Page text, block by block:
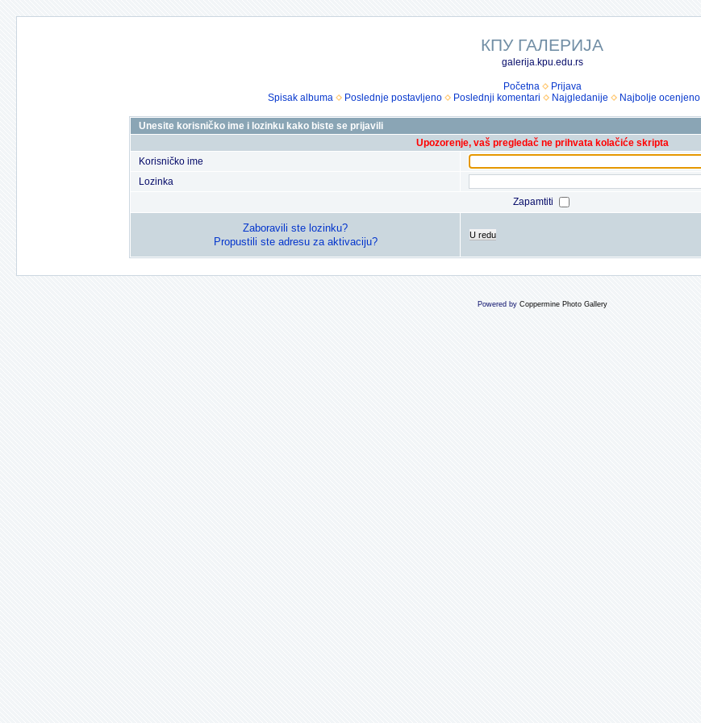
КПУ ГАЛЕРИЈА
galerija.kpu.edu.rs
Početna
Prijava
Spisak albuma
Poslednje postavljeno Poslednji komentari Najgledanije Najbolje ocenjeno
Unesite korisničko ime i lozinku kako biste se prijavili
Upozorenje, vaš pregledač ne prihvata kolačiće skripta
Korisničko ime
Lozinka
Zapamtiti
Zaboravili ste lozinku?
Propustili ste adresu za aktivaciju?
U redu
Powered by Coppermine Photo Gallery